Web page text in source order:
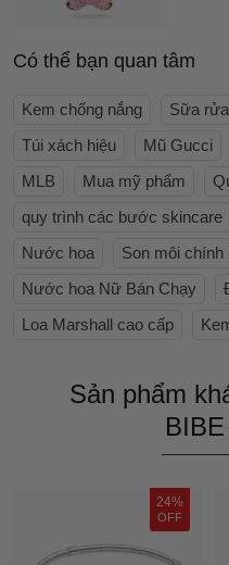
Có thể bạn quan tâm
Kem chống nắng Sữa
Túi xách hiệu
Mũ Gucci
MLB
Mua mỹ phẩm
quy trình các bước skincare
Nước hoa
Son môi chính
Nước hoa Nữ Bán Chạy
Loa Marshall cao cấp
Sản phẩm
24%
OFF